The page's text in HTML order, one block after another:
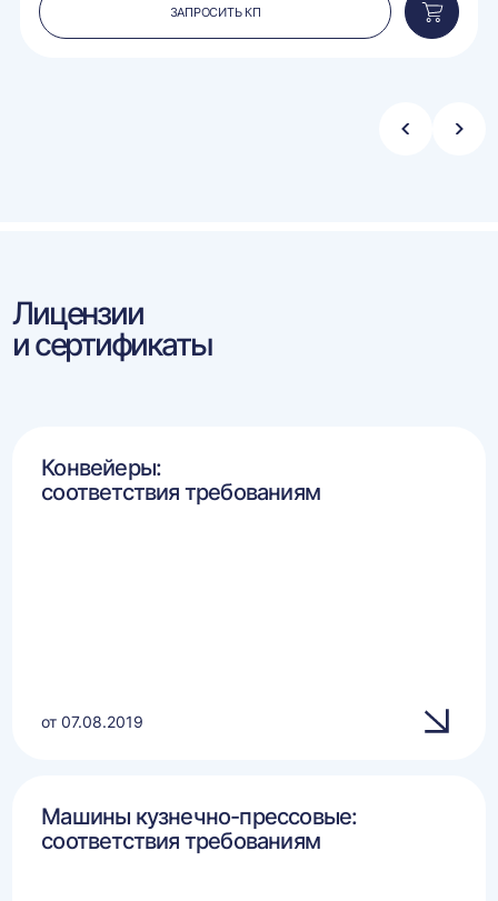
ЗАПРОСИТЬ КП
в
Стрелка
Лицензии
и сертификаты
Конвейеры:
соответствия требованиям
от 07.08.2019
Машины кузнечно-прессовые:
соответствия требованиям